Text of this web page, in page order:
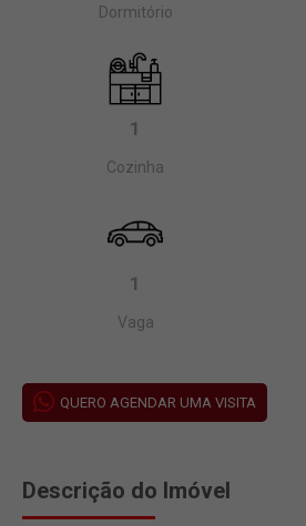
Dormitório
1
Cozinha
1
Vaga
QUERO AGENDAR UMA VISITA
Descrição do Imóvel